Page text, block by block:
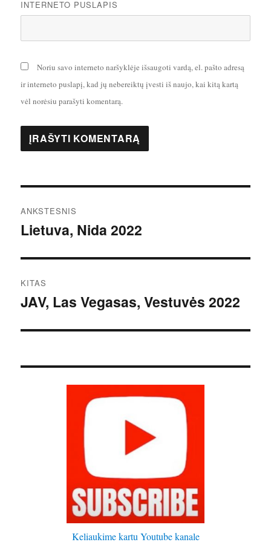
INTERNETO PUSLAPIS
Noriu savo interneto naršyklėje išsaugoti vardą, el. pašto adresą
ir interneto puslapį, kad jų nebereiktų įvesti iš naujo, kai kitą kartą
vėl norėsiu parašyti komentarą.
tarp
ANKSTESNIS
Ankstesnis
Lietuva, Nida 2022
KITAS
Kitas
JAV, Las Vegasas, Vestuvės 2022
Keliaukime kartu Youtube kanale